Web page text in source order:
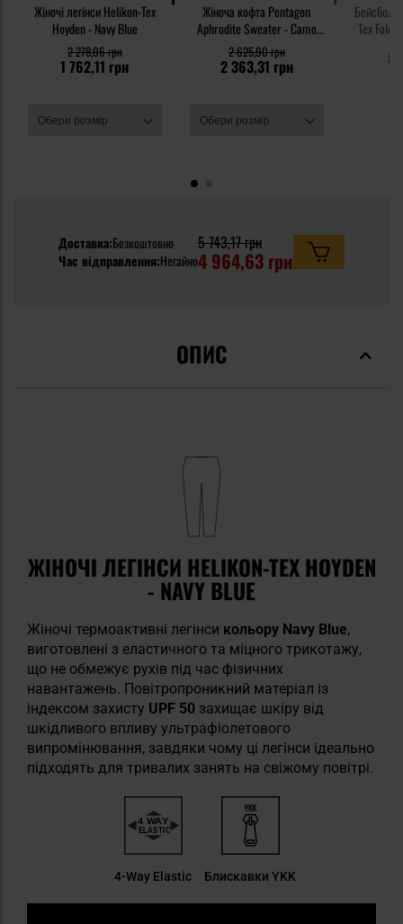
Жіночі легінси Helikon-Tex
Hoyden - Navy Blue
1 762,11 грн
2 278,06 грн
Жіноча кофта Pentagon
Aphrodite Sweater - Camo
Green
2 363,31 грн
2 625,90 грн
Tex
Доставка:Безкоштовно
Час відправлення:Негайно
5 743,17 грн
4 964,63 грн
ОПИС
ЖІНОЧІ ЛЕГІНСИ HELIKON-TEX HOYDEN
- NAVY BLUE
Жіночі термоактивні легінси кольору Navy Blue,
виготовлені з еластичного та міцного трикотажу,
що не обмежує рухів під час фізичних
навантажень. Повітропроникний матеріал із
індексом захисту UPF 50 захищає шкіру від
шкідливого впливу ультрафіолетового
випромінювання, завдяки чому ці легінси ідеально
підходять для тривалих занять на свіжому повітрі.
4-Way Elastic Блискавки YKK